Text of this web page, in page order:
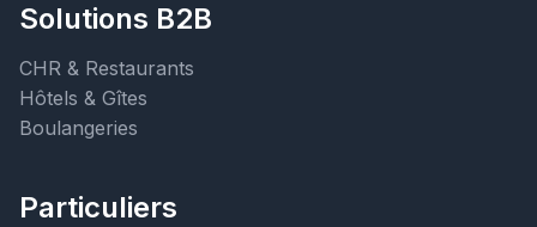
Solutions B2B
CHR & Restaurants
Hôtels & Gîtes
Boulangeries
Particuliers